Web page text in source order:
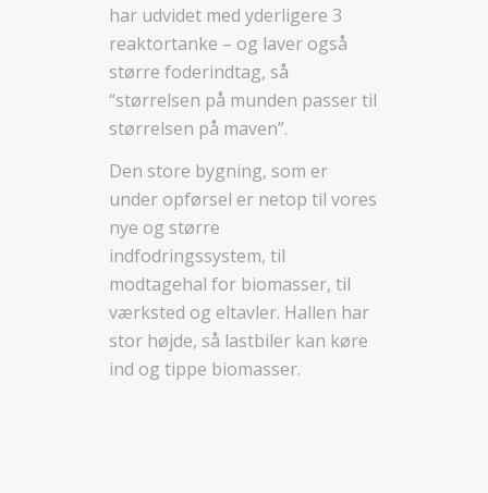
har udvidet med yderligere 3
reaktortanke – og laver også
større foderindtag, så
“størrelsen på munden passer til
størrelsen på maven”.
Den store bygning, som er
under opførsel er netop til vores
nye og større
indfodringssystem, til
modtagehal for biomasser, til
værksted og eltavler. Hallen har
stor højde, så lastbiler kan køre
ind og tippe biomasser.